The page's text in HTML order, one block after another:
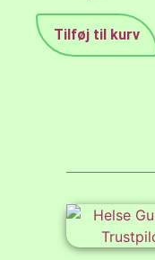
Tilføj til kurv